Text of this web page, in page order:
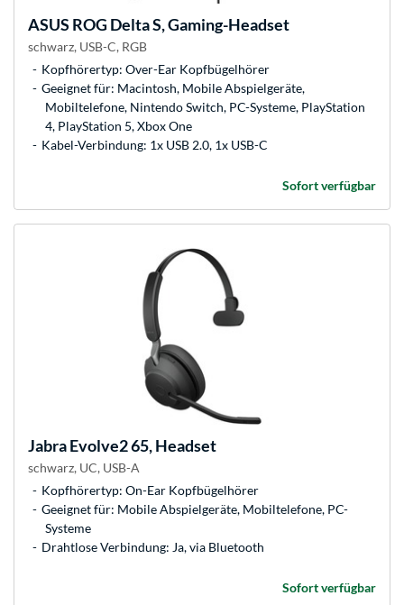
ASUS ROG Delta S, Gaming-Headset
schwarz, USB-C, RGB
Kopfhörertyp: Over-Ear Kopfbügelhörer
Geeignet für: Macintosh, Mobile Abspielgeräte,
Mobiltelefone, Nintendo Switch, PC-Systeme, PlayStation
4, PlayStation 5, Xbox One
Kabel-Verbindung: 1x USB 2.0, 1x USB-C
Sofort verfügbar
JabraEvolve2 65, Headset
schwarz, UC, USB-A
Kopfhörertyp: On-Ear Kopfbügelhörer
Geeignet für: Mobile Abspielgeräte, Mobiltelefone, PC-
Systeme
Drahtlose Verbindung: Ja, via Bluetooth
Sofort verfügbar